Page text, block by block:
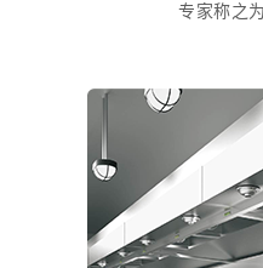
专家称之